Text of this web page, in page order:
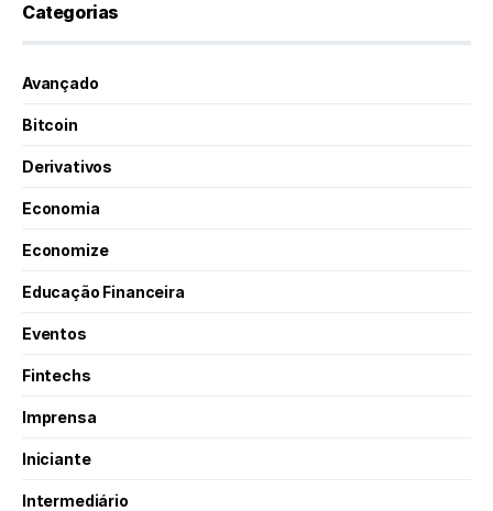
Categorias
Avançado
Bitcoin
Derivativos
Economia
Economize
Educação Financeira
Eventos
Fintechs
Imprensa
Iniciante
Intermediário